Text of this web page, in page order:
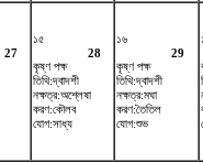
27
১৫
28
কৃষ্ণ পক্ষ
তিথি:দ্বাদশী
নক্ষত্র:অশ্লেষা
করণ:কৌলব
যোগ:সাধ্য
১৬
29
কৃষ্ণ পক্ষ
তিথি:দ্বাদশী
নক্ষত্র:মঘা
করণ:তৈতিল
যোগ:শুভ